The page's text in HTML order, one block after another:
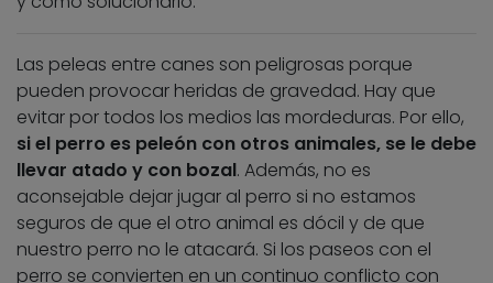
Las peleas entre canes son peligrosas porque
pueden provocar heridas de gravedad. Hay que
evitar por todos los medios las mordeduras. Por ello,
si el perro es peleón con otros animales, se le debe
llevar atado y con bozal. Además, no es
aconsejable dejar jugar al perro si no estamos
seguros de que el otro animal es dócil y de que
nuestro perro no le atacará. Si los paseos con el
perro se convierten en un continuo conflicto con